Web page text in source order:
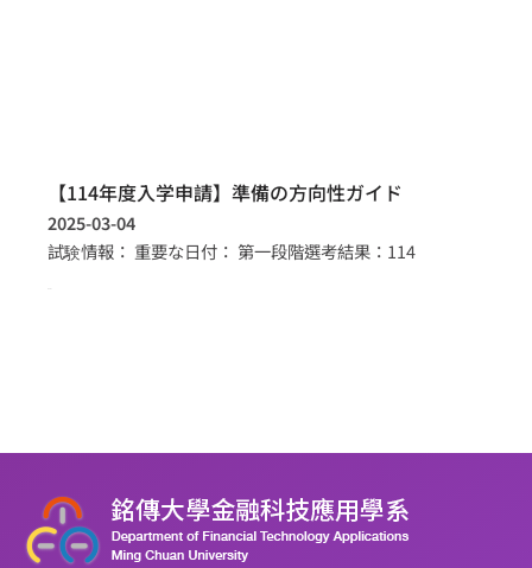
【114年度入学申請】準備の方向性ガイド
2025-03-04
試験情報： 重要な日付： 第一段階選考結果：114